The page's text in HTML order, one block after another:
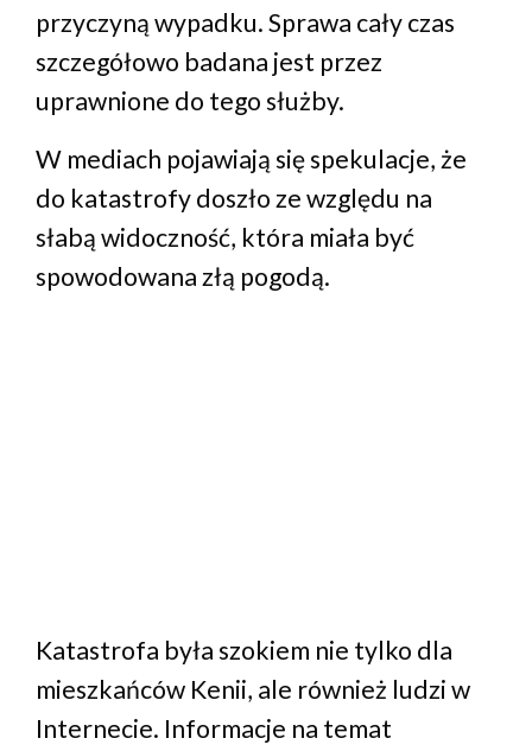
przyczyną wypadku. Sprawa cały czas
szczegółowo badana jest przez
uprawnione do tego służby.
W mediach pojawiają się spekulacje, że
do katastrofy doszło ze względu na
słabą widoczność, która miała być
spowodowana złą pogodą.
Katastrofa była szokiem nie tylko dla
mieszkańców Kenii, ale również ludzi w
Internecie. Informacje na temat